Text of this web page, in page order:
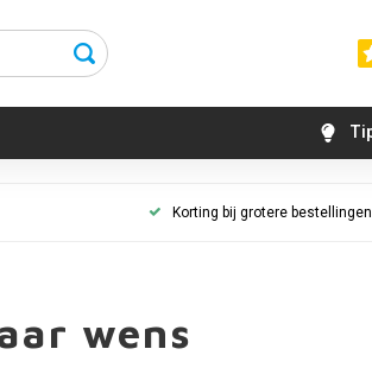
Korting bij grotere bestellingen
wens